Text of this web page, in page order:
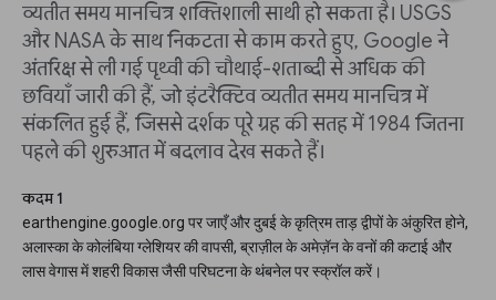
व्यतीत समय मानचित्र शक्तिशाली साथी हो सकता है। USGS
और NASA के साथ निकटता से काम करते हुए, Google ने
अंतरिक्ष से ली गई पृथ्वी की चौथाई-शताब्दी से अधिक की
छवियाँ जारी की हैं, जो इंटरैक्टिव व्यतीत समय मानचित्र में
संकलित हुई हैं, जिससे दर्शक पूरे ग्रह की सतह में 1984 जितना
पहले की शुरुआत में बदलाव देख सकते हैं।
कदम 1
earthengine.google.org पर जाएँ और दुबई के कृत्रिम ताड़ द्वीपों के अंकुरित होने,
अलास्का के कोलंबिया ग्लेशियर की वापसी, ब्राज़ील के अमेज़ॅन के वनों की कटाई और
लास वेगास में शहरी विकास जैसी परिघटना के थंबनेल पर स्क्रॉल करें।